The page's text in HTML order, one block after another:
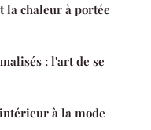
la chaleur à portée
: l'art de se
à la mode